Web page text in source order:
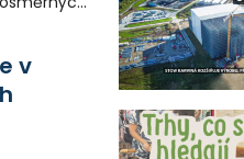
petici.
v